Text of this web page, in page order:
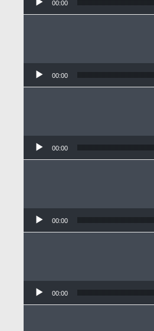
00:00
00:00
00:00
00:00
00:00